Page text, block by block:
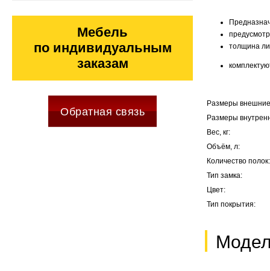
Мебель
по индивидуальным
заказам
Обратная связь
толщина
Размеры
Размеры
Вес, кг:
Объём, л:
Количество полок:
Тип замка:
Цвет:
Тип покрытия: